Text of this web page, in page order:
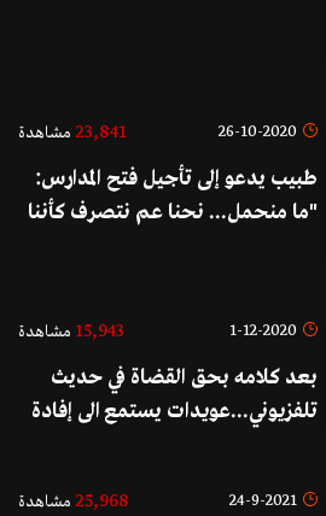
26-10-2020
23,841 مشاهدة
طبيب يدعو إلى تأجيل فتح المدارس:
"ما منحمل... نحنا عم نتصرف كأننا
1-12-2020
15,943 مشاهدة
بعد كلامه بحق القضاة في حديث
تلفزيوني...عويدات يستمع الى إفادة
24-9-2021
25,968 مشاهدة